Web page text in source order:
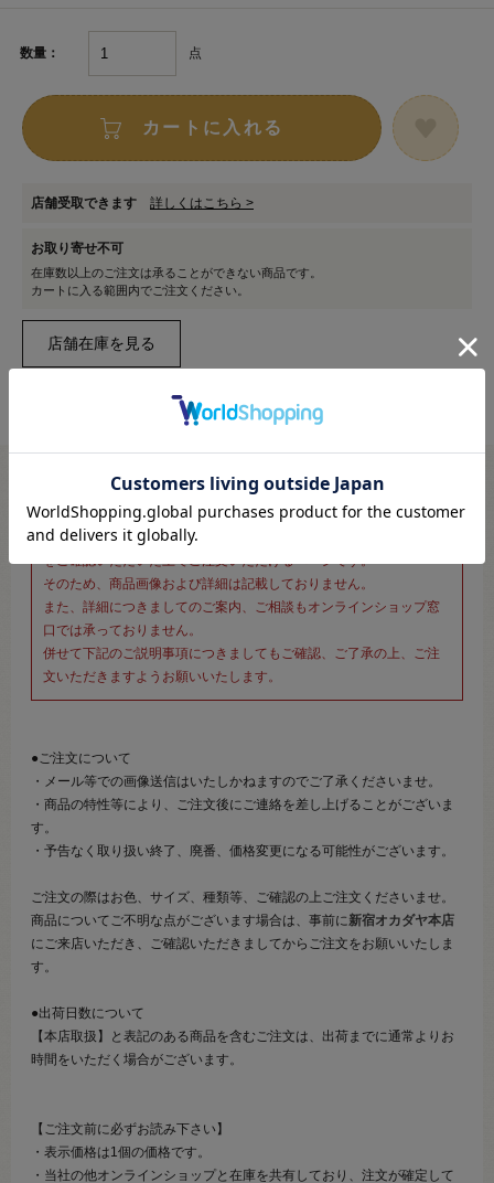
数量： 点
カートに入れる
店舗受取できます 詳しくはこちら >
お取り寄せ不可
在庫数以上のご注文は承ることができない商品です。
カートに入る範囲内でご注文ください。
※新宿オカダヤ本店お取り扱い商品のご注文専用ページです※
こちらのページは、店頭にてあらかじめ商品詳細および商品コード
そのため、商品画像および詳細は記載しておりません。
また、詳細につきましてのご案内、ご相談もオンラインショップ窓
口では承っておりません。
併せて下記のご説明事項につきましてもご確認、ご了承の上、ご注
文いただきますようお願いいたします。
●ご注文について
・メール等での画像送信はいたしかねますのでご了承くださいませ。
・商品の特性等により、ご注文後にご連絡を差し上げることがございま
す。
・予告なく取り扱い終了、廃番、価格変更になる可能性がございます。
ご注文の際はお色、サイズ、種類等、ご確認の上ご注文くださいませ。
商品についてご不明な点がございます場合は、事前に新宿オカダヤ本店
にご来店いただき、ご確認いただきましてからご注文をお願いいたしま
す。
●出荷日数について
【本店取扱】と表記のある商品を含むご注文は、出荷までに通常よりお
時間をいただく場合がございます。
【ご注文前に必ずお読み下さい】
・表示価格は1個の価格です。
・当社の他オンラインショップと在庫を共有しており、注文が確定して